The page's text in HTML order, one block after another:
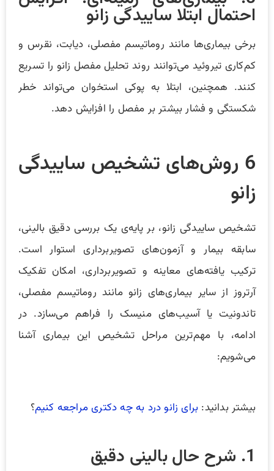
احتمال ابتلا ساییدگی زانو
برخی بیماری‌ها مانند روماتیسم مفصلی، دیابت، نقرس و
کم‌کاری تیروئید می‌توانند روند تحلیل مفصل زانو را تسریع
کنند. همچنین، ابتلا به پوکی استخوان می‌تواند خطر
شکستگی و فشار بیشتر بر مفصل را افزایش دهد.
6 روش‌های تشخیص ساییدگی
زانو
تشخیص ساییدگی زانو، بر پایه‌ی یک بررسی دقیق بالینی،
سابقه بیمار و آزمون‌های تصویربرداری استوار است.
ترکیب یافته‌های معاینه و تصویربرداری، امکان تفکیک
آرتروز از سایر بیماری‌های زانو مانند روماتیسم مفصلی،
تاندونیت یا آسیب‌های منیسک را فراهم می‌سازد. در
ادامه، با مهم‌ترین مراحل تشخیص این بیماری آشنا
می‌شویم:
بیشتر بدانید: برای زانو درد به چه دکتری مراجعه کنیم؟
1. شرح حال بالینی دقیق